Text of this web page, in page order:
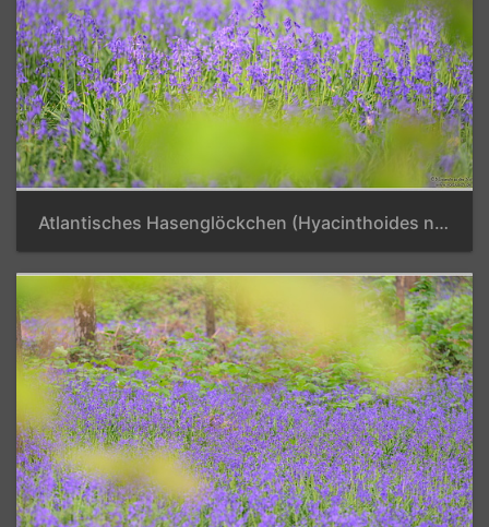
Atlantisches Hasenglöckchen (Hyacinthoides non scripta)